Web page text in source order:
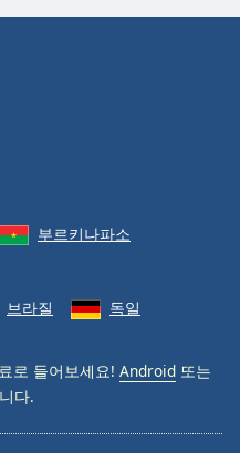
부르키나파소
브라질 독일
로 들어보세요! Android 또는
다.